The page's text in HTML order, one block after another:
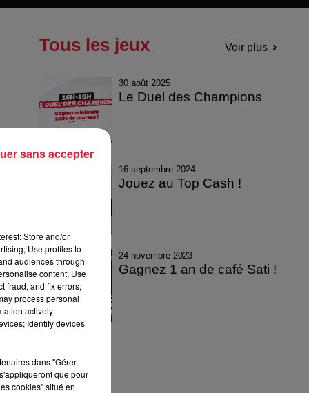
Tous les jeux Voir plus
30 août 2025
Le Duel des Champions
16 septembre 2024
Jouez au Top Cash !
24 novembre 2023
Gagnez 1 an de café Sati !
Store and/or
Use profiles to
audiences through
content; Use
fraud, and fix errors;
process personal
actively
Identify devices
dans "Gérer
que pour
cookies" situé en
sans accepter